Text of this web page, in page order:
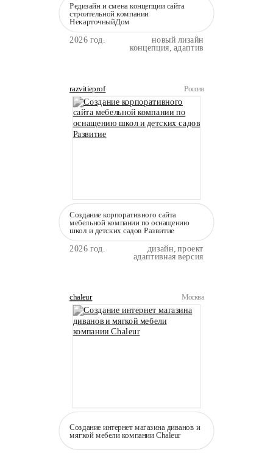
Редизайн и смена концепции сайта
строительной компании
НекарточныйДом
2026 год. новый лизайн
концепция, адаптив
razvitieprof Россия
Создание корпоративного сайта
мебельной компании по оснащению
школ и детских садов Развитие
2026 год. дизайн, проект
адаптивная версия
chaleur Москва
Создание интернет магазина диванов и
мягкой мебели компании Сhaleur